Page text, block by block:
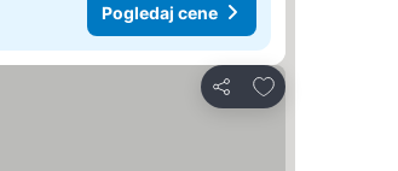
Pogledaj cene
Deli
Dodati u favorite